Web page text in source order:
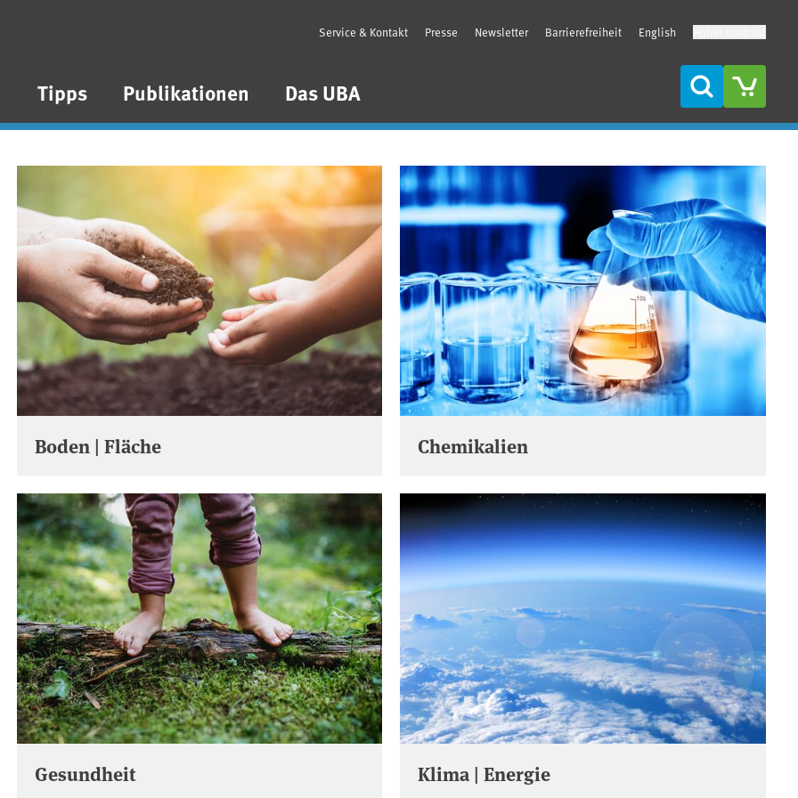
Tipps Publikationen Das UBA
Service & Kontakt Presse Newsletter Barrierefreiheit English
Suche
Boden | Fläche Chemikalien
Gesundheit Klima | Energie